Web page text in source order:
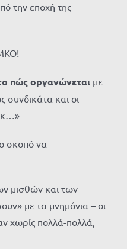
την εποχή της
πώς οργανώνεται με
συνδικάτα και οι
σκοπό να
μισθών και των
με τα μνημόνια – οι
χωρίς πολλά-πολλά,